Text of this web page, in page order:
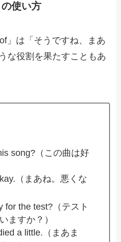
使い方
」は「そうですね、まあ
な役割を果たすこともあ
song?（この曲は好
（まあね。悪くな
for the test?（テスト
ますか？）
a little.（まあま